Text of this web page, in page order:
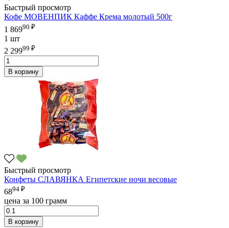
Быстрый просмотр
Кофе МОВЕНПИК Каффе Крема молотый 500г
1 86990 ₽
1 шт
2 29999 ₽
В корзину
Быстрый просмотр
Конфеты СЛАВЯНКА Египетские ночи весовые
6894 ₽
цена за 100 грамм
В корзину